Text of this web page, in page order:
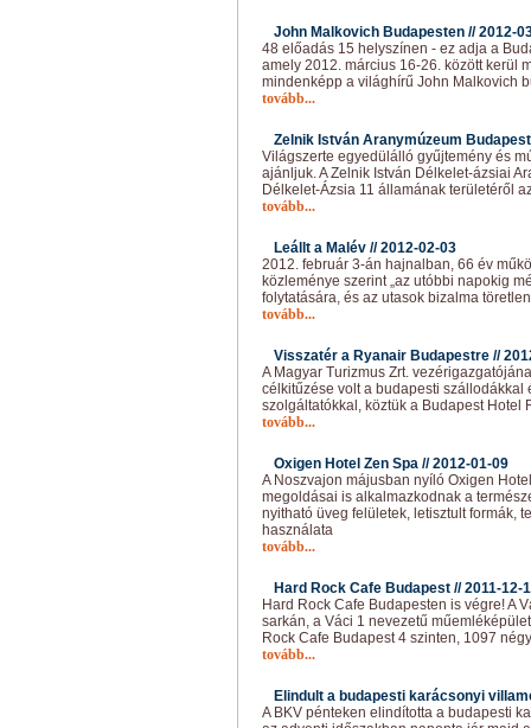
John Malkovich Budapesten //2012-
48 előadás 15 helyszínen - ez adja a
amely 2012. március 16-26. között kerül
mindenképp a világhírű John Malkovich
tovább...
Zelnik István Aranymúzeum
Világszerte egyedülálló gyűjtemény és
ajánljuk. A Zelnik István Délkelet-ázsiai
Délkelet-Ázsia 11 államának területéről
tovább...
Leállt a Malév //2012-02-03
2012. február 3-án hajnalban, 66 év
közleménye szerint „az utóbbi napokig
folytatására, és az utasok bizalma
tovább...
Visszatér a Ryanair Budapestre //
A Magyar Turizmus Zrt.
célkitűzése volt a budapesti szállodákkal
szolgáltatókkal, köztük a Budapest Hotel
tovább...
Oxigen Hotel Zen Spa //2012-01-09
A Noszvajon májusban nyíló Oxigen
megoldásai is alkalmazkodnak a
nyitható üveg felületek, letisztult formák,
használata
tovább...
Hard Rock Cafe Budapest //2011-12-
Hard Rock Cafe Budapesten is végre! A
sarkán, a Váci 1 nevezetű
Rock Cafe Budapest 4 szinten, 1097
tovább...
Elindult a budapesti karácsonyi
A BKV pénteken elindította a budapesti